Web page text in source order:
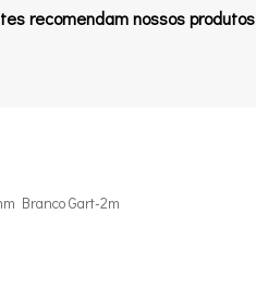
recomendam nossos produtos
Branco Gart-2m